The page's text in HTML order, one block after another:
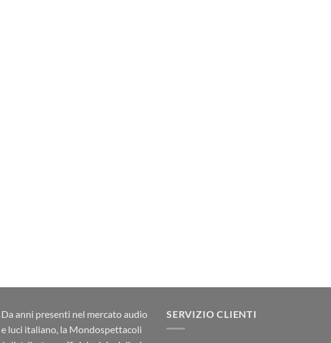
Da anni presenti nel mercato audio
e luci italiano, la Mondospettacoli
SERVIZIO CLIENTI